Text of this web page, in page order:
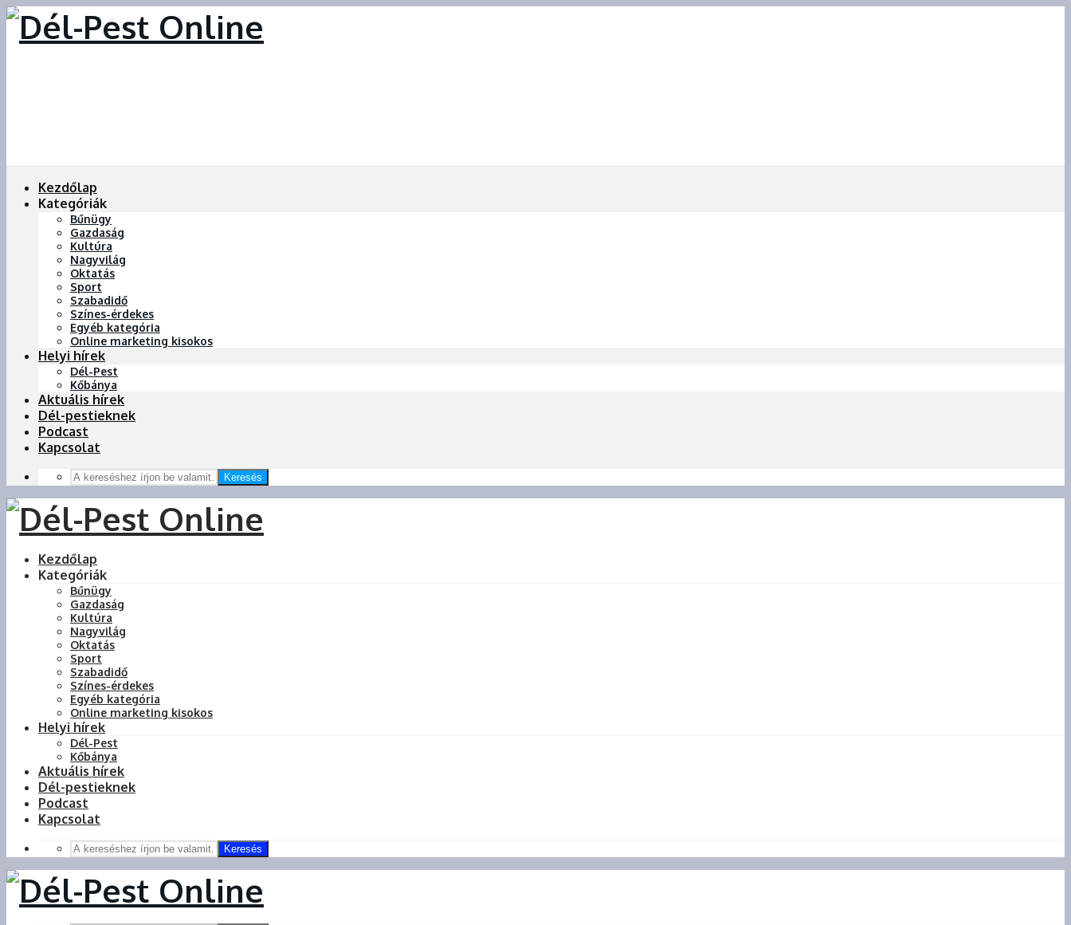
Kezdőlap
Kategóriák
Bűnügy
Gazdaság
Kultúra
Nagyvilág
Oktatás
Sport
Szabadidő
Színes-érdekes
Egyéb kategória
Online marketing kisokos
Helyi hírek
Dél-Pest
Kőbánya
Aktuális hírek
Dél-pestieknek
Podcast
Kapcsolat
Keresés
Kezdőlap
Kategóriák
Bűnügy
Gazdaság
Kultúra
Nagyvilág
Oktatás
Sport
Szabadidő
Színes-érdekes
Egyéb kategória
Online marketing kisokos
Helyi hírek
Dél-Pest
Kőbánya
Aktuális hírek
Dél-pestieknek
Podcast
Kapcsolat
Keresés